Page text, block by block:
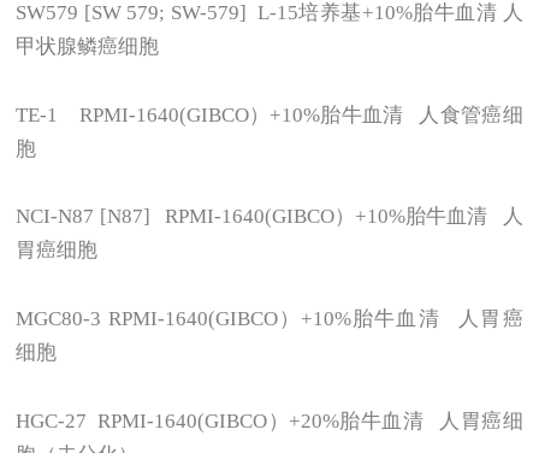
SW579 [SW 579; SW-579] L-15培养基+10%胎牛血清 人
甲状腺鳞癌细胞
TE-1 RPMI-1640(GIBCO）+10%胎牛血清 人食管癌细
胞
NCI-N87 [N87] RPMI-1640(GIBCO）+10%胎牛血清 人
胃癌细胞
MGC80-3 RPMI-1640(GIBCO）+10%胎牛血清 人胃癌
细胞
HGC-27 RPMI-1640(GIBCO ）+20%胎牛血清 人胃癌细